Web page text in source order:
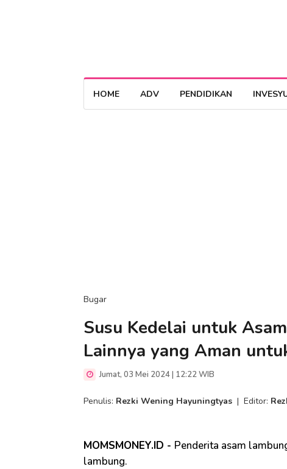
HOME ADV PENDIDIKAN
Bugar
Susu Kedelai untuk
Lainnya yang Aman
Jumat, 03 Mei 2024 | 12:22 WIB
Penulis: Rezki Wening Hayuningtyas | Editor:
MOMSMONEY.ID - Penderita asam
lambung.